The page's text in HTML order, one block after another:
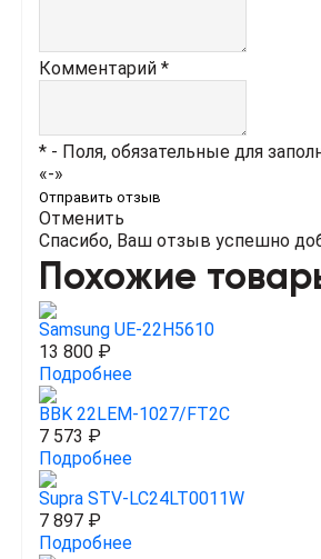
Комментарий *
* - Поля, обязательные для
«-»
Отправить отзыв
Отменить
Спасибо, Ваш отзыв успешно
Похожие
Samsung UE-22H5610
13 800 ₽
Подробнее
BBK 22LEM-1027/FT2C
7 573 ₽
Подробнее
Supra STV-LC24LT0011W
7 897 ₽
Подробнее